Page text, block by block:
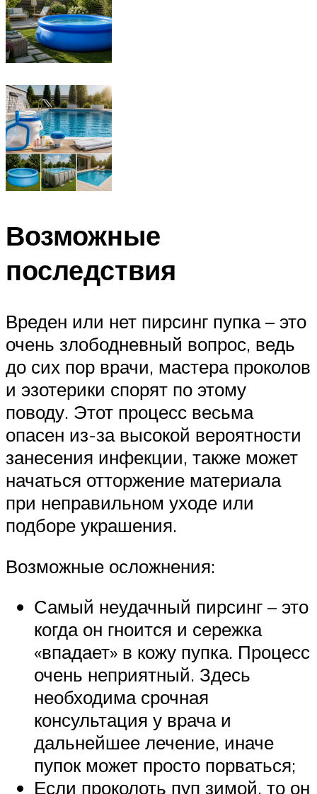
Возможные
последствия
Вреден или нет пирсинг пупка – это
очень злободневный вопрос, ведь
до сих пор врачи, мастера проколов
и эзотерики спорят по этому
поводу. Этот процесс весьма
опасен из-за высокой вероятности
занесения инфекции, также может
начаться отторжение материала
при неправильном уходе или
подборе украшения.
Возможные осложнения:
Самый неудачный пирсинг – это
когда он гноится и сережка
«впадает» в кожу пупка. Процесс
очень неприятный. Здесь
необходима срочная
консультация у врача и
дальнейшее лечение, иначе
пупок может просто порваться;
Если проколоть пуп зимой, то он